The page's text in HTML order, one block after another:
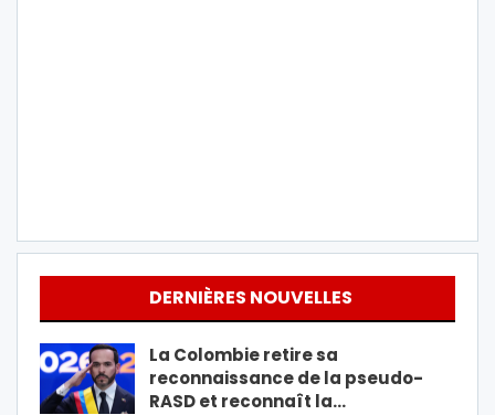
DERNIÈRES NOUVELLES
La Colombie retire sa
reconnaissance de la pseudo-
RASD et reconnaît la…